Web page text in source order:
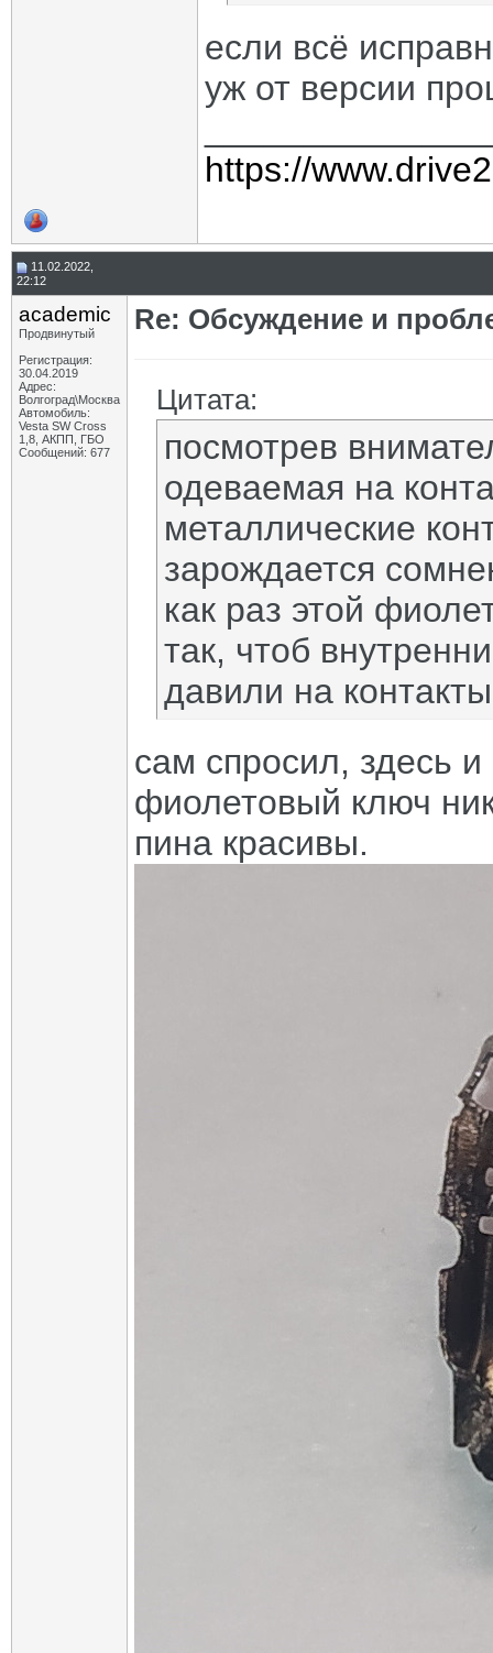
если всё
уж от версии
https://
11.02.2022,
22:12
academic
Продвинутый
Регистрация:
30.04.2019
Адрес:
Волгоград\Москва
Автомобиль:
Vesta SW Cross
1,8, АКПП, ГБО
Сообщений: 677
Re: Обсуждение и
Цитата:
посмотрев
одеваемая на
металлические
зарождается
как раз этой
так, чтоб
давили на
сам спросил, здесь
фиолетовый ключ
пина красивы.